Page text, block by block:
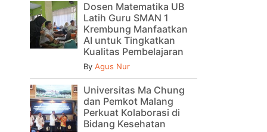
Dosen Matematika UB
Latih Guru SMAN 1
Krembung Manfaatkan
AI untuk Tingkatkan
Kualitas Pembelajaran
By Agus Nur
Universitas Ma Chung
dan Pemkot Malang
Perkuat Kolaborasi di
Bidang Kesehatan